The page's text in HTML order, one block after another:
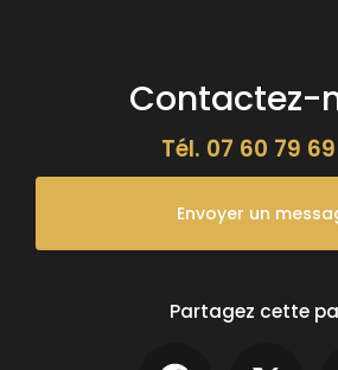
Contactez-
Tél. 07 60 79
Envoyer un
Partagez cette